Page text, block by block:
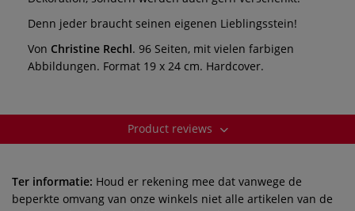
Denn jeder braucht seinen eigenen Lieblingsstein!
Von Christine Rechl. 96 Seiten, mit vielen farbigen
Abbildungen. Format 19 x 24 cm. Hardcover.
Product reviews
Ter informatie: Houd er rekening mee dat vanwege de
beperkte omvang van onze winkels niet alle artikelen van de